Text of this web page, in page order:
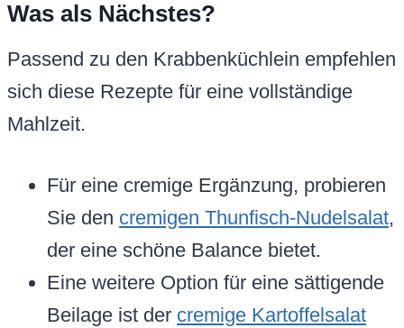
Was als Nächstes?
Passend zu den Krabbenküchlein empfehlen
sich diese Rezepte für eine vollständige
Mahlzeit.
Für eine cremige Ergänzung, probieren
Sie den cremigen Thunfisch-Nudelsalat,
der eine schöne Balance bietet.
Eine weitere Option für eine sättigende
Beilage ist der cremige Kartoffelsalat